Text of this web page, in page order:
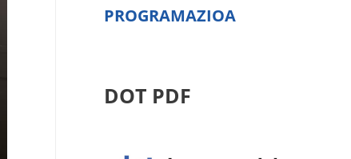
PROGRAMAZIOA
DOT PDF